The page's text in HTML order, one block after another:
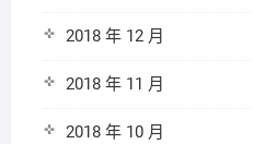
2018 年 12 月
2018 年 11 月
2018 年 10 月